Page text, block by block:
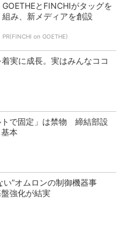
GOETHEとFINCHIがタッグを
組み、新メディアを創設
PR(FINCHI on GOETHE)
実に成長。実はみんなココ
トで固定」は禁物 締結部設
本
い”オムロンの制御機器事
強化が結実